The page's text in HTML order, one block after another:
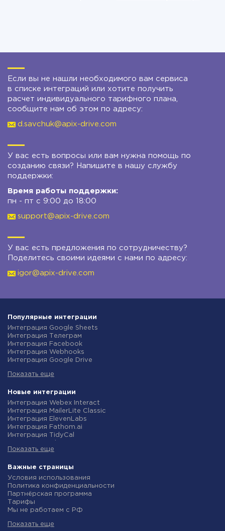
Если вы не нашли необходимого вам сервиса
в списке интеграций или хотите получить
расчет индивидуального тарифного плана,
сообщите нам об этом по адресу:
d.savchuk@apix-drive.com
У вас есть вопросы или вам нужна помощь по
созданию связи? Напишите в нашу службу
поддержки:
Время работы поддержки:
пн - пт с 9:00 до 18:00
support@apix-drive.com
У вас есть предложения по сотрудничеству?
Поделитесь своими идеями с нами по адресу:
igor@apix-drive.com
Популярные интеграции
Интеграция Google Sheets
Интеграция Телеграм
Интеграция Facebook
Интеграция Webhooks
Интеграция Google Drive
Интеграция Gmail
Интеграция Новая Почта
Интеграция Binotel
Интеграция OpenAI (ChatGPT)
Интеграция Prom
Интеграция Приват24
Интеграция OLX
Интеграция TurboSMS
Интеграция SendPulse
Интеграция Stream Telecom
Интеграция Google Analytics
Интеграция Creatio
Интеграция Ringostat
Интеграция Google Calendar
Интеграция Airtable
Интеграция RO App
Показать еще
Новые интеграции
Интеграция Webex Interact
Интеграция MailerLite Classic
Интеграция ElevenLabs
Интеграция Fathom.ai
Интеграция TidyCal
Интеграция Gist
Интеграция Straico
Интеграция Rows
Интеграция Firecrawl
Интеграция Binotel SmartCRM
Интеграция Perplexity AI
Интеграция Formbricks
Интеграция Getsitecontrol
Показать еще
Важные страницы
Условия использования
Политика конфиденциальности
Партнёрская программа
Тарифы
Мы не работаем с РФ
Индивидуальная разработка
Показать еще